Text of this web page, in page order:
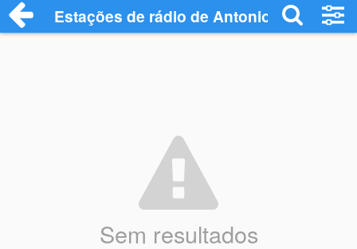
Estações de rádio de Antonio - Ouça
Sem resultados